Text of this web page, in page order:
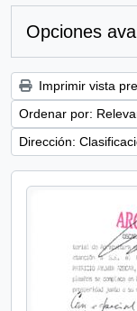
Opciones
Imprimir vista
Ordenar por:
Dirección: